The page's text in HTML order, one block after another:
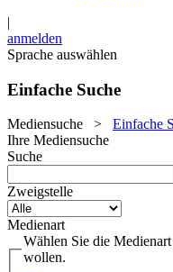
|
anmelden
Sprache auswählen
Einfache Suche
Mediensuche > Einfache
Ihre Mediensuche
Suche
Zweigstelle
Medienart
Wählen Sie die
wollen.